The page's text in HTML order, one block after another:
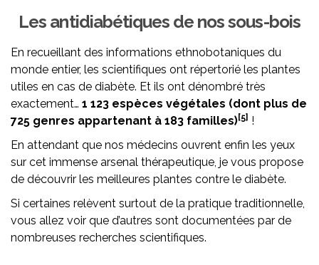
Les antidiabétiques de nos sous-bois
En recueillant des informations ethnobotaniques du
monde entier, les scientifiques ont répertorié les plantes
utiles en cas de diabète. Et ils ont dénombré très
exactement… 1 123 espèces végétales (dont plus de
725 genres appartenant à 183 familles)[5] !
En attendant que nos médecins ouvrent enfin les yeux
sur cet immense arsenal thérapeutique, je vous propose
de découvrir les meilleures plantes contre le diabète.
Si certaines relèvent surtout de la pratique traditionnelle,
vous allez voir que d’autres sont documentées par de
nombreuses recherches scientifiques.